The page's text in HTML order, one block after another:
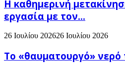
H καθημερινή
εργασία με τον...
26 Ιουλίου 202626 Ιουλίου 2026
Το «θαυματουργό» νερό